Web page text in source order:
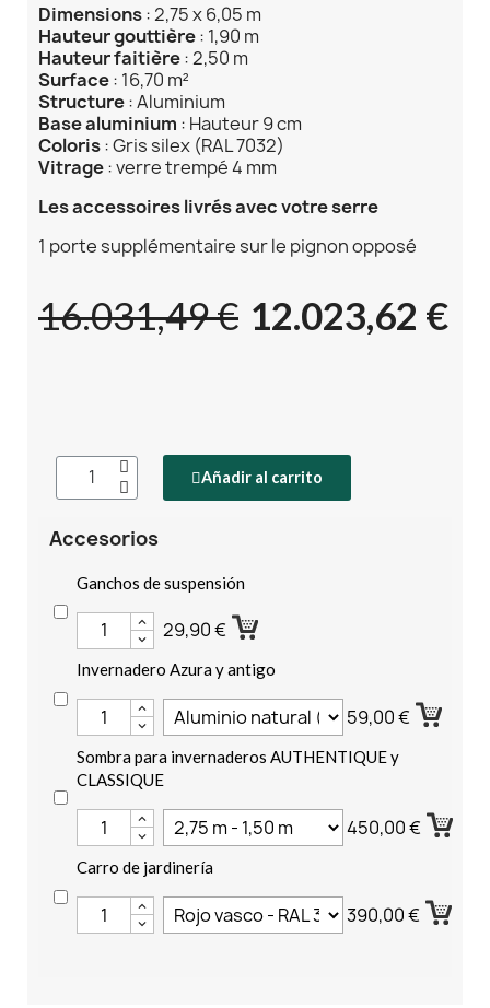
Dimensions: 2,75 x 6,05 m
Hauteur gouttière: 1,90 m
Hauteur faitière: 2,50 m
Surface: 16,70 m²
Structure: Aluminium
Base aluminium : Hauteur 9 cm
Coloris: Gris silex (RAL 7032)
Vitrage: verre trempé 4 mm
Les accessoires livrés avec votre serre
1 porte supplémentaire sur le pignon opposé
16.031,49 € 12.023,62 €
Añadir al carrito
Accesorios
Ganchos de suspensión
29,90 €
Invernadero Azura y antigo
59,00 €
Sombra para invernaderos AUTHENTIQUE y
CLASSIQUE
450,00 €
Carro de jardinería
390,00 €